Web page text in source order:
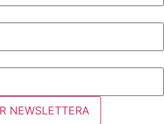
NEWSLETTERA